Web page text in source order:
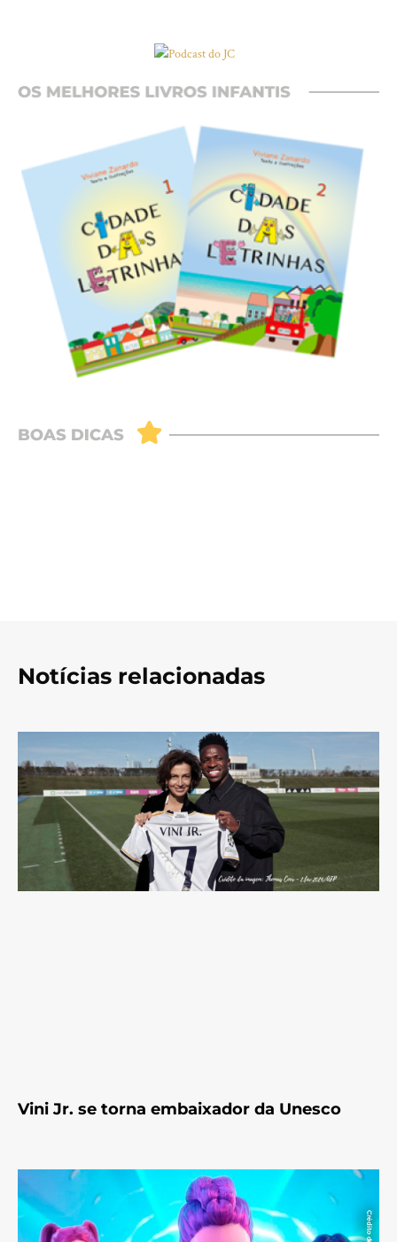
Notícias relacionadas
Vini Jr. se torna embaixador da Unesco